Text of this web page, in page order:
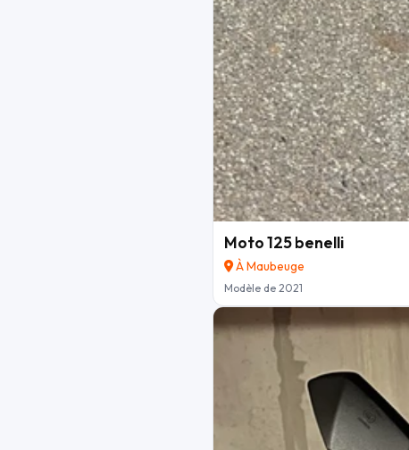
Moto 125 benelli
À Maubeuge
Modèle de 2021